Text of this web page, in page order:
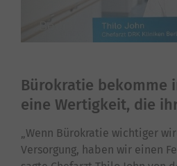
Bürokratie bekomme
eine Wertigkeit, die
„Wenn Bürokratie wichtiger
Versorgung, haben wir einen